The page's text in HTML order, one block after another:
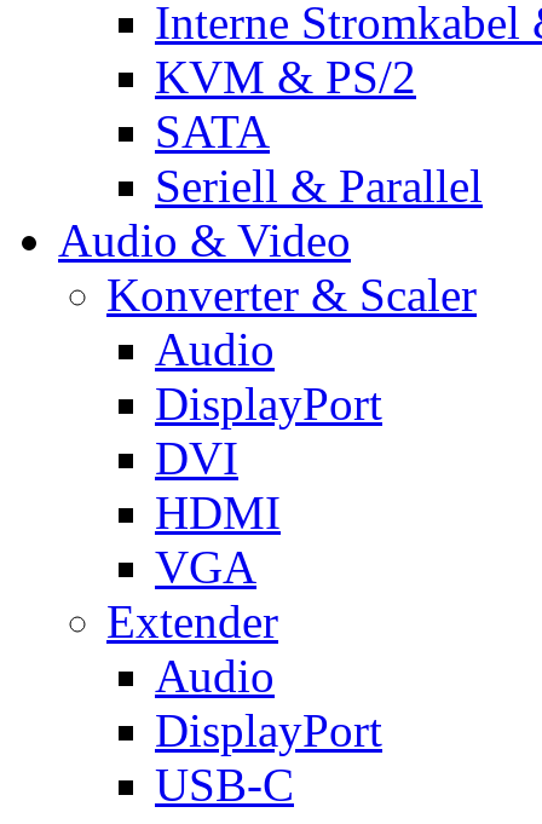
Interne Stromkabel
KVM & PS/2
SATA
Seriell & Parallel
Audio & Video
Konverter & Scaler
Audio
DisplayPort
DVI
HDMI
VGA
Extender
Audio
DisplayPort
USB-C